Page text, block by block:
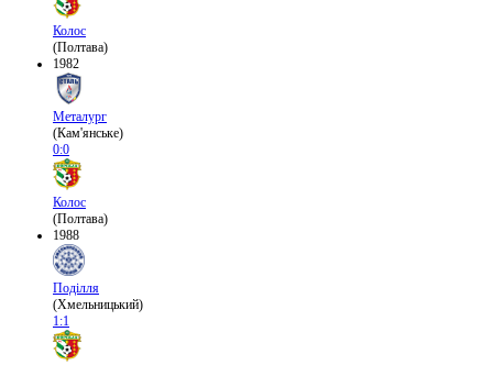
Колос
(Полтава)
1982
Металург
(Кам'янське)
0:0
Колос
(Полтава)
1988
Поділля
(Хмельницький)
1:1